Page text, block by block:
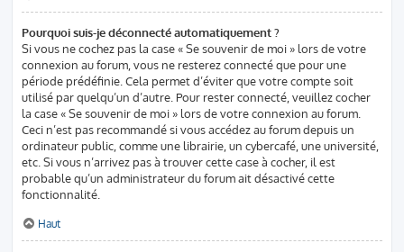
Pourquoi suis-je déconnecté automatiquement ?
Si vous ne cochez pas la case « Se souvenir de moi » lors de votre
connexion au forum, vous ne resterez connecté que pour une
période prédéfinie. Cela permet d’éviter que votre compte soit
utilisé par quelqu’un d’autre. Pour rester connecté, veuillez cocher
la case « Se souvenir de moi » lors de votre connexion au forum.
Ceci n’est pas recommandé si vous accédez au forum depuis un
ordinateur public, comme une librairie, un cybercafé, une université,
etc. Si vous n’arrivez pas à trouver cette case à cocher, il est
probable qu’un administrateur du forum ait désactivé cette
fonctionnalité.
Haut